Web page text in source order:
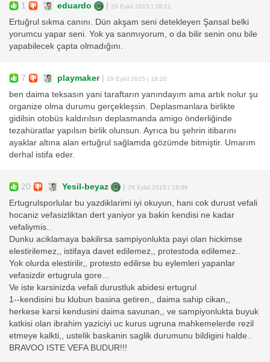
1 eduardo | 29 Eylül 2015 | 18:21
Ertuğrul sıkma canını. Dün akşam seni detekleyen Şansal belki
yorumcu yapar seni. Yok ya sanmıyorum, o da bilir senin onu bile
yapabilecek çapta olmadığını.
7 playmaker| 29 Eylül 2015 | 18:20
ben daima teksasın yani taraftarın yanındayım ama artık nolur şu
organize olma durumu gerçekleşsin. Deplasmanlara birlikte
gidilsin otobüs kaldırılsın deplasmanda amigo önderliğinde
tezahüratlar yapılsın birlik olunsun. Ayrıca bu şehrin itibarını
ayaklar altına alan ertuğrul sağlamda gözümde bitmiştir. Umarım
derhal istifa eder.
20 Yesil-beyaz | 29 Eylül 2015 | 18:08
Ertugrulsporlular bu yazdiklarimi iyi okuyun, hani cok durust vefali
hocaniz vefasizliktan dert yaniyor ya bakin kendisi ne kadar
vefaliymis..
Dunku aciklamaya bakilirsa sampiyonlukta payi olan hickimse
elestirilemez,, istifaya davet edilemez,, protestoda edilemez..
Yok olurda elestirilir,, protesto edilirse bu eylemleri yapanlar
vefasizdir ertugrula gore...
Ve iste karsinizda vefali durustluk abidesi ertugrul
1--kendisini bu klubun basina getiren,, daima sahip cikan,,
herkese karsi kendusini daima savunan,, ve sampiyonlukta buyuk
katkisi olan ibrahim yaziciyi uc kurus ugruna mahkemelerde rezil
etmeye kalkti,, ustelik baskanin saglik durumunu bildigini halde..
BRAVOO ISTE VEFA BUDUR!!!